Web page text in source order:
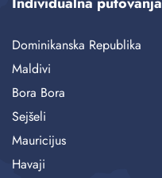
Dominikanska Republika
Maldivi
Bora Bora
Sejšeli
Mauricijus
Havaji